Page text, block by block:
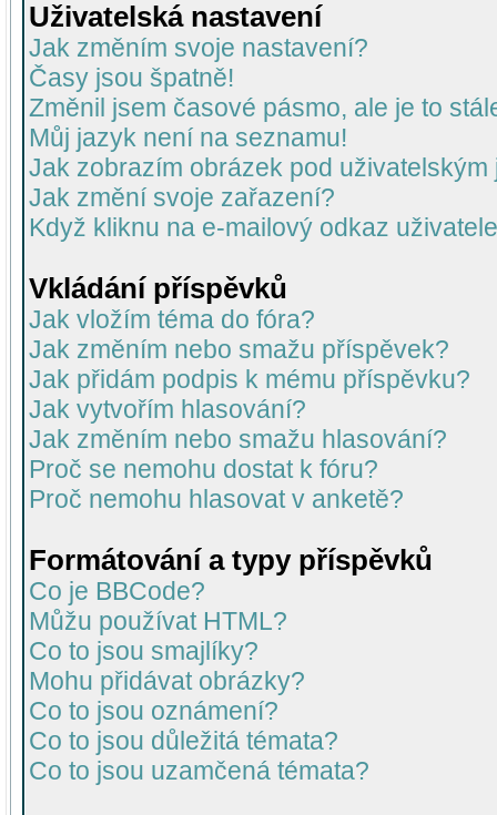
Uživatelská nastavení
Jak změním svoje nastavení?
Časy jsou špatně!
Změnil jsem časové pásmo, ale je to
Můj jazyk není na seznamu!
Jak zobrazím obrázek pod uživatelským
Jak změní svoje zařazení?
Když kliknu na e-mailový odkaz
Vkládání příspěvků
Jak vložím téma do fóra?
Jak změním nebo smažu příspěvek?
Jak přidám podpis k mému příspěvku?
Jak vytvořím hlasování?
Jak změním nebo smažu hlasování?
Proč se nemohu dostat k fóru?
Proč nemohu hlasovat v anketě?
Formátování a typy příspěvků
Co je BBCode?
Můžu používat HTML?
Co to jsou smajlíky?
Mohu přidávat obrázky?
Co to jsou oznámení?
Co to jsou důležitá témata?
Co to jsou uzamčená témata?